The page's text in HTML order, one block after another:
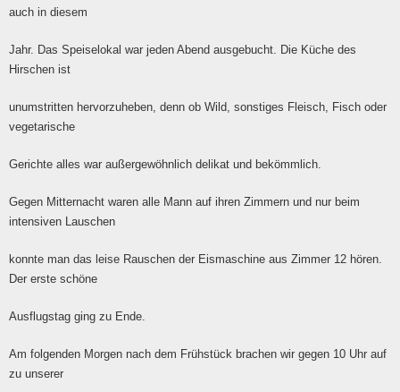
auch in diesem
Jahr. Das Speiselokal war jeden Abend ausgebucht. Die Küche des
Hirschen ist
unumstritten hervorzuheben, denn ob Wild, sonstiges Fleisch, Fisch oder
vegetarische
Gerichte alles war außergewöhnlich delikat und bekömmlich.
Gegen Mitternacht waren alle Mann auf ihren Zimmern und nur beim
intensiven Lauschen
konnte man das leise Rauschen der Eismaschine aus Zimmer 12 hören.
Der erste schöne
Ausflugstag ging zu Ende.
Am folgenden Morgen nach dem Frühstück brachen wir gegen 10 Uhr auf
zu unserer